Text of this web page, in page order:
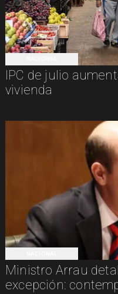
IPC de julio
vivienda
Ministro Arrau
excepción: